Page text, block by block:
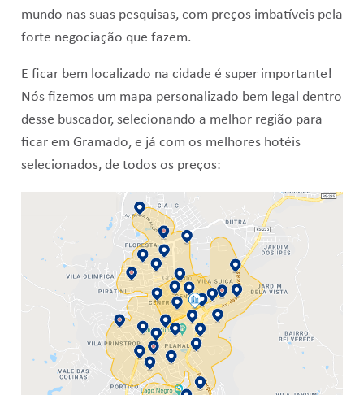
mundo nas suas pesquisas, com preços imbatíveis pela
forte negociação que fazem.
E ficar bem localizado na cidade é super importante!
Nós fizemos um mapa personalizado bem legal dentro
desse buscador, selecionando a melhor região para
ficar em Gramado, e já com os melhores hotéis
selecionados, de todos os preços: